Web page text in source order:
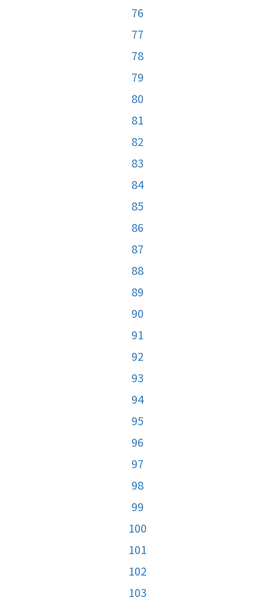
76
77
78
79
80
81
82
83
84
85
86
87
88
89
90
91
92
93
94
95
96
97
98
99
100
101
102
103